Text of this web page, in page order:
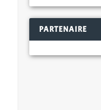
PARTENAIRE